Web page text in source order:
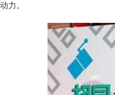
动力。